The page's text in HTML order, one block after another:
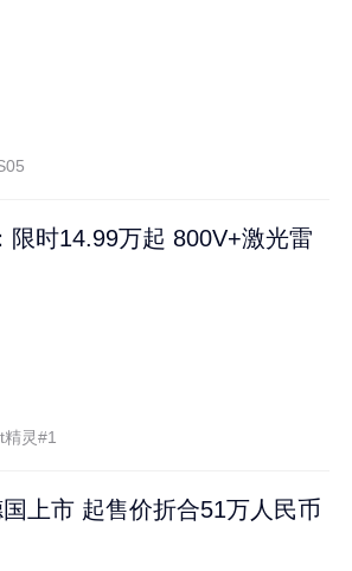
限时14.99万起 800V+激光雷
灵#1
上市 起售价折合51万人民币